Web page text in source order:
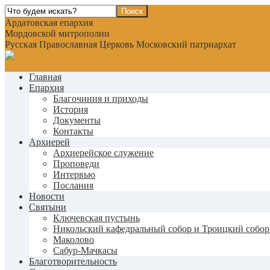
Ардатовская епархия
Мордовской митрополии
Русская Православная Церковь Московский патриархат
Главная
Епархия
Благочиния и приходы
История
Документы
Контакты
Архиерей
Архиерейское служение
Проповеди
Интервью
Послания
Новости
Святыни
Ключевская пустынь
Никольский кафедральный собор и Троицкий собор
Маколово
Сабур-Мачкасы
Благотворительность